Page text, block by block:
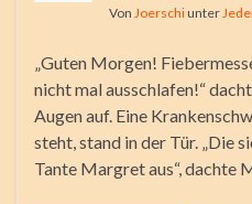
Von Joerschiunter
„Guten Morgen!
nicht mal ausschlafen!“
Augen auf. Eine
steht, stand in der Tür. „Die
Tante Margret aus“, dachte